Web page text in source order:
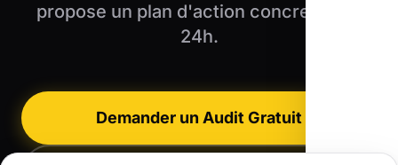
propose un plan d'action concret sous
24h.
Demander un Audit Gratuit